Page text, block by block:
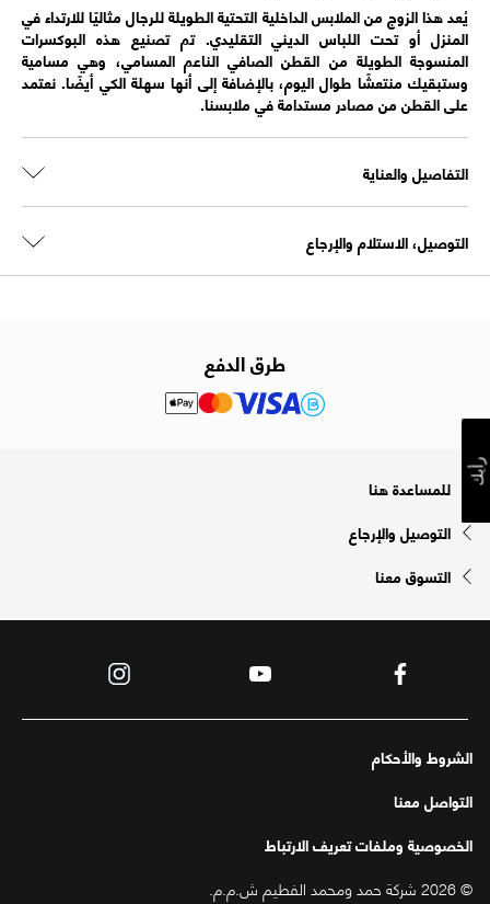
يُعد هذا الزوج من الملابس الداخلية التحتية الطويلة للرجال مثاليًا للارتداء في
المنزل أو تحت اللباس الديني التقليدي. تم تصنيع هذه البوكسرات
المنسوجة الطويلة من القطن الصافي الناعم المسامي، وهي مسامية
وستبقيك منتعشًا طوال اليوم، بالإضافة إلى أنها سهلة الكي أيضًا. نعتمد
على القطن من مصادر مستدامة في ملابسنا.
التفاصيل والعناية
التوصيل، الاستلام والإرجاع
طرق الدفع
للمساعدة هنا
التوصيل والإرجاع
التسوق معنا
الشروط والأحكام
التواصل معنا
الخصوصية وملفات تعريف الارتباط
© 2026 شركة حمد ومحمد الفطيم ش.م.م.
رأيك